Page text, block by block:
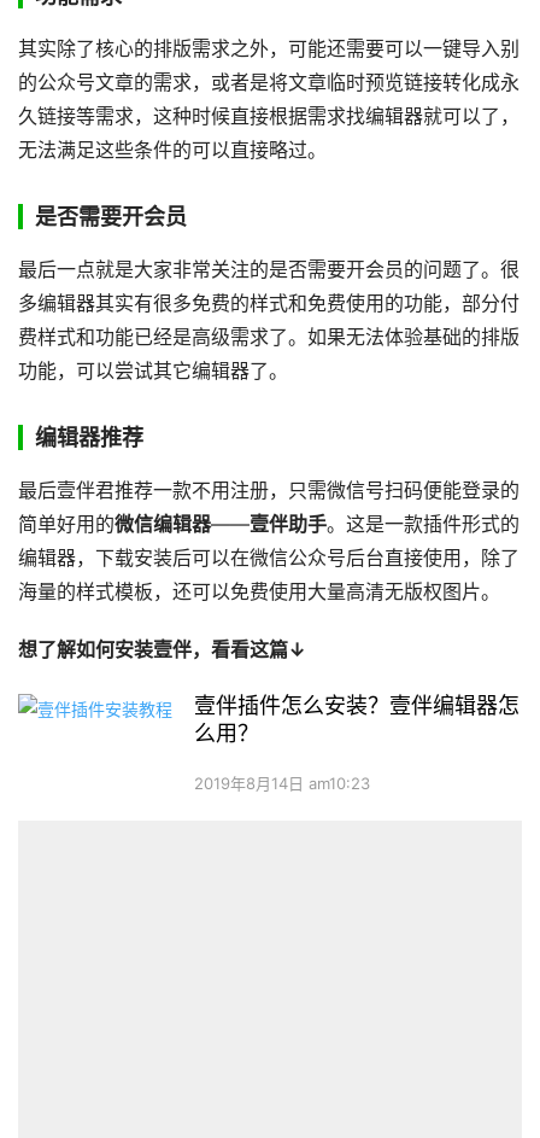
其实除了核心的排版需求之外，可能还需要可以一键导入别
的公众号文章的需求，或者是将文章临时预览链接转化成永
久链接等需求，这种时候直接根据需求找编辑器就可以了，
无法满足这些条件的可以直接略过。
是否需要开会员
最后一点就是大家非常关注的是否需要开会员的问题了。很
多编辑器其实有很多免费的样式和免费使用的功能，部分付
费样式和功能已经是高级需求了。如果无法体验基础的排版
功能，可以尝试其它编辑器了。
编辑器推荐
最后壹伴君推荐一款不用注册，只需微信号扫码便能登录的
简单好用的微信编辑器——壹伴助手。这是一款插件形式的
编辑器，下载安装后可以在微信公众号后台直接使用，除了
海量的样式模板，还可以免费使用大量高清无版权图片。
想了解如何安装壹伴，看看这篇↓